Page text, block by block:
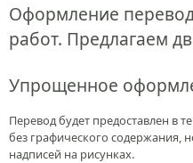
Оформление
работ. Предлагаем
Упрощенное
Перевод будет предоставлен в
без графического содержания,
надписей на рисунках.